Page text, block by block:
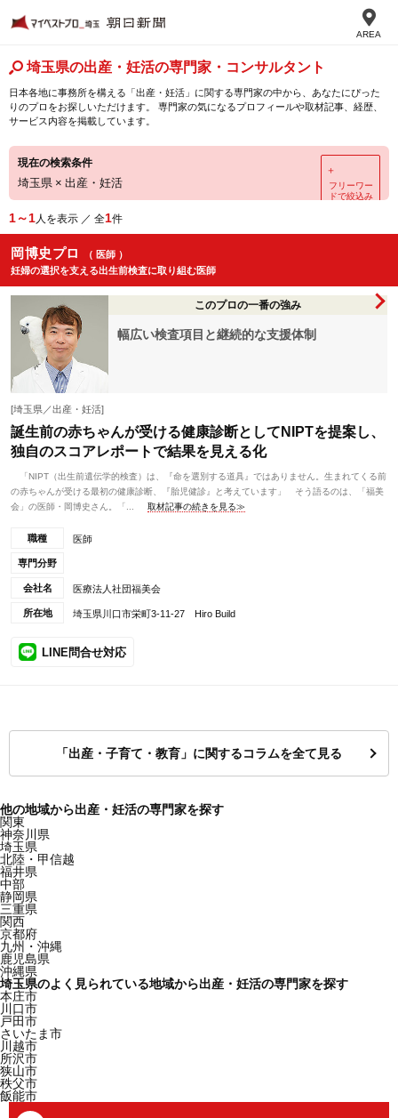
AREA
埼玉県の出産・妊活の専門家・コンサルタント
日本各地に事務所を構える「出産・妊活」に関する専門家の中から、あなたにぴった
りのプロをお探しいただけます。 専門家の気になるプロフィールや取材記事、経歴、
サービス内容を掲載しています。
現在の検索条件
埼玉県 × 出産・妊活
＋
フリーワー
ドで絞込み
1～1人を表示 ／ 全1件
岡博史プロ
（ 医師 ）
妊婦の選択を支える出生前検査に取り組む医師
このプロの一番の強み
幅広い検査項目と継続的な支援体制
[埼玉県／出産・妊活]
誕生前の赤ちゃんが受ける健康診断としてNIPTを提案し、
独自のスコアレポートで結果を見える化
「NIPT（出生前遺伝学的検査）は、『命を選別する道具』ではありません。生まれてくる前
の赤ちゃんが受ける最初の健康診断、『胎児健診』と考えています」 そう語るのは、「福美
会」の医師・岡博史さん。「...
取材記事の続きを見る≫
職種 医師
専門分野
会社名 医療法人社団福美会
所在地 埼玉県川口市栄町3-11-27 Hiro Build
LINE問合せ対応
「出産・子育て・教育」に関するコラムを全て見る
他の地域から出産・妊活の専門家を探す
関東
神奈川県
埼玉県
北陸・甲信越
福井県
中部
静岡県
三重県
関西
京都府
九州・沖縄
鹿児島県
沖縄県
埼玉県のよく見られている地域から出産・妊活の専門家を探す
本庄市
川口市
戸田市
さいたま市
川越市
所沢市
狭山市
秩父市
飯能市